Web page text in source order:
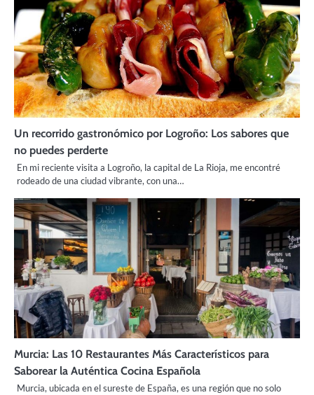
Un recorrido gastronómico por Logroño: Los sabores que
no puedes perderte
En mi reciente visita a Logroño, la capital de La Rioja, me encontré
rodeado de una ciudad vibrante, con una…
Murcia: Las 10 Restaurantes Más Característicos para
Saborear la Auténtica Cocina Española
Murcia, ubicada en el sureste de España, es una región que no solo